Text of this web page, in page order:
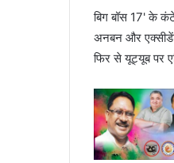
बिग बॉस 17' के
अनबन और एक्सीडेंट
फिर से यूट्यूब पर